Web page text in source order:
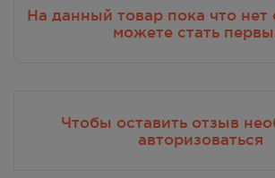
Чтобы оставить отзыв
авторизоваться
На данный товар пока что нет
можете стать